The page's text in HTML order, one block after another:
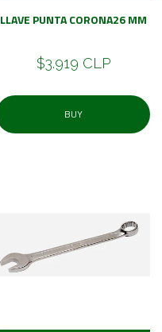
LLAVE PUNTA CORONA26 MM
$3.919 CLP
BUY